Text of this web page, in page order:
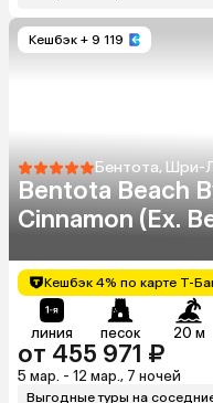
Кешбэк + 9 119
Бентота, Шри-
Bentota Beach
Cinnamon (Ex.
Кешбэк 4% по карте Т-
линия песок 20 м
от 455 971 ₽
5 мар. - 12 мар., 7 ночей
Выгодные туры на